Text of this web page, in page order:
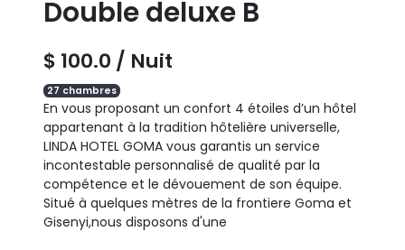
Double deluxe B
$ 100.0 / Nuit
27 chambres
En vous proposant un confort 4 étoiles d’un hôtel
appartenant à la tradition hôtelière universelle,
LINDA HOTEL GOMA vous garantis un service
incontestable personnalisé de qualité par la
compétence et le dévouement de son équipe.
Situé à quelques mètres de la frontiere Goma et
Gisenyi,nous disposons d'une